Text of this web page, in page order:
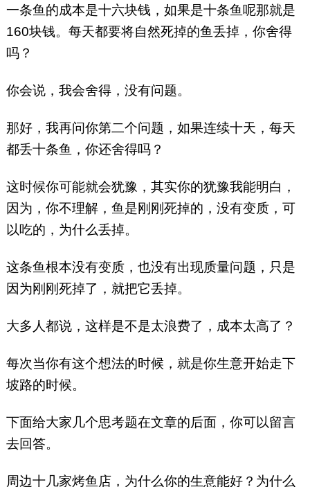
一条鱼的成本是十六块钱，如果是十条鱼呢那就是
160块钱。每天都要将自然死掉的鱼丢掉，你舍得
吗？
你会说，我会舍得，没有问题。
那好，我再问你第二个问题，如果连续十天，每天
都丢十条鱼，你还舍得吗？
这时候你可能就会犹豫，其实你的犹豫我能明白，
因为，你不理解，鱼是刚刚死掉的，没有变质，可
以吃的，为什么丢掉。
这条鱼根本没有变质，也没有出现质量问题，只是
因为刚刚死掉了，就把它丢掉。
大多人都说，这样是不是太浪费了，成本太高了？
每次当你有这个想法的时候，就是你生意开始走下
坡路的时候。
下面给大家几个思考题在文章的后面，你可以留言
去回答。
周边十几家烤鱼店，为什么你的生意能好？为什么